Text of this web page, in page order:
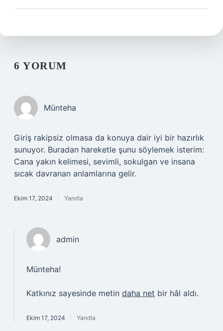
6 YORUM
Münteha
Giriş rakipsiz olmasa da konuya dair iyi bir hazırlık
sunuyor. Buradan hareketle şunu söylemek isterim:
Cana yakın kelimesi, sevimli, sokulgan ve insana
sıcak davranan anlamlarına gelir.
Ekim 17, 2024 Yanıtla
admin
Münteha!
Katkınız sayesinde metin daha net bir hâl aldı.
Ekim 17, 2024 Yanıtla